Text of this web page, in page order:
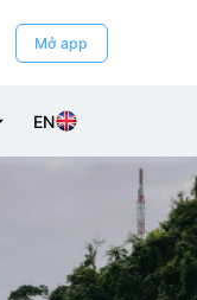
Mở app
EN